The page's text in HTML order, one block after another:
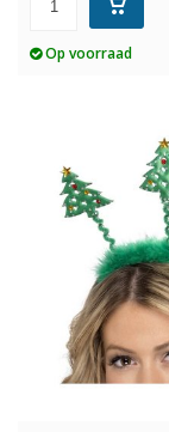
Op voorraad